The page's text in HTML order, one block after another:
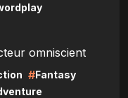
omniscient
#Fantasy